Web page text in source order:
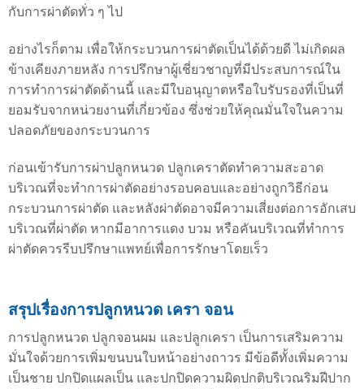
กับการผ่าตัดทั่ว ๆ ไป
อย่างไรก็ตาม เพื่อให้กระบวนการผ่าตัดเป็นได้ด้วยดี ไม่เกิดผล
ข้างเคียงภายหลัง การปรึกษาผู้เชี่ยวชาญที่มีประสบการณ์ใน
การทำการผ่าตัดด้านนี้ และมีใบอนุญาตหรือใบรับรองที่เป็นที่
ยอมรับจากหน่วยงานที่เกี่ยวข้อง ซึ่งช่วยให้คุณมั่นใจในความ
ปลอดภัยของกระบวนการ
ก่อนเข้ารับการผ่าปลูกหนวด ปลูกเคราตัดทำความสะอาด
บริเวณที่จะทำการผ่าตัดอย่างรอบคอบและอย่างถูกวิธีก่อน
กระบวนการผ่าตัด และหลังผ่าตัดอาจมีความเสี่ยงต่อการอักเสบ
บริเวณที่ผ่าตัด หากมีอาการแดง บวม หรือคันบริเวณที่ทำการ
ผ่าตัดควรรีบปรึกษาแพทย์เพื่อการรักษาโดยเร็ว
สรุปเรื่องการปลูกหนวด เครา จอน
การปลูกหนวด ปลูกจอนผม และปลูกเครา เป็นการเสริมความ
มั่นใจด้วยการเพิ่มขนบนใบหน้าอย่างถาวร มีข้อดีทั้งเพิ่มความ
เป็นชาย ปกปิดแผลเป็น และปกปิดความผิดปกติบริเวณริมฝีปาก